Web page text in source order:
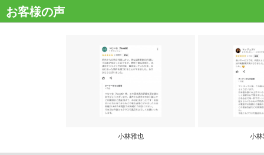
お客様の声
小林雅也 小林